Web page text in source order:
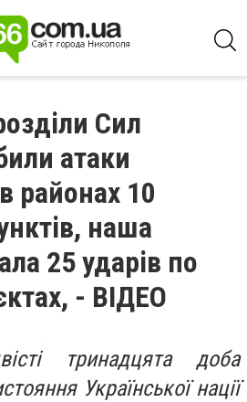
Сил
атаки
районах 10
наша
25 ударів по
- ВІДЕО
тринадцята доба
Української нації